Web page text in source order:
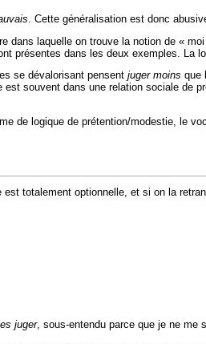
. Cette généralisation est donc
dans laquelle on trouve la notion de «
présentes dans les deux exemples. La
se dévalorisant pensent juger moins que
souvent dans une relation sociale de
de logique de prétention/modestie, le
totalement optionnelle, et si on la
juger, sous-entendu parce que je ne me